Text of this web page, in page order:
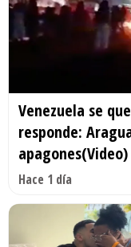
Venezuela se
responde:
apagones(Video)
Hace 1 día